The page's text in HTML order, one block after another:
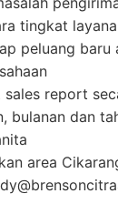
tingkat
peluang baru
sales report
bulanan dan
area